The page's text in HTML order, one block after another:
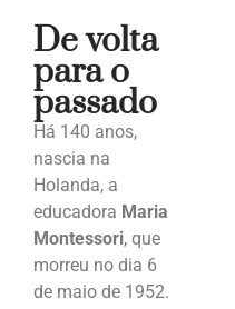
De volta
para o
passado
Há 140 anos,
nascia na
Holanda, a
educadora Maria
Montessori, que
morreu no dia 6
de maio de 1952.